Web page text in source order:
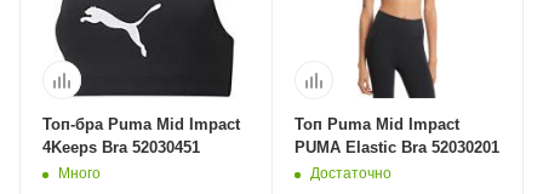
Топ-бра Puma Mid Impact
4Keeps Bra 52030451
Много
Топ Puma Mid Impact
PUMA Elastic Bra 52030201
Достаточно